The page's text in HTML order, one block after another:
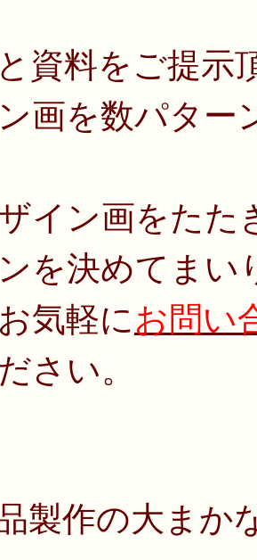
資料をご提示
画を数パター
イン画をたた
を決めてまい
気軽にお問い
さい。
品製作の大まか